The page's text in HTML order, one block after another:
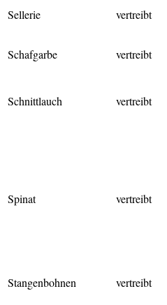
Sellerie vertreibt
Schafgarbe
vertreibt
Schnittlauch vertreibt
Spinat vertreibt
Stangenbohnen vertreibt